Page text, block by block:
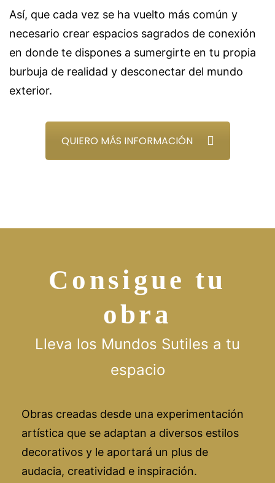
Así, que cada vez se ha vuelto más común y
necesario crear espacios sagrados de conexión
en donde te dispones a sumergirte en tu propia
burbuja de realidad y desconectar del mundo
exterior.
QUIERO MÁS INFORMACIÓN
Consigue tu
obra
Lleva los Mundos Sutiles a tu
espacio
Obras creadas desde una experimentación
artística que se adaptan a diversos estilos
decorativos y le aportará un plus de
audacia, creatividad e inspiración.